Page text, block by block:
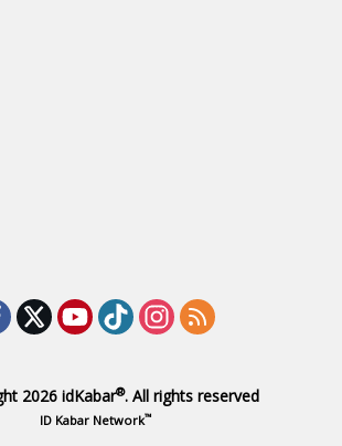
2026 idKabar®. All rights reserved
ID Kabar Network™